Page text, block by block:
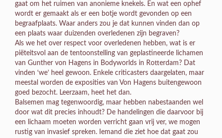
gaat om het ruimen van anonieme knekels. En wat een ophef
wordt er gemaakt als er een botje wordt gevonden op een
begraafplaats. Waar anders zou je dat kunnen vinden dan op
een plaats waar duizenden overledenen zijn begraven?
Als we het over respect voor overledenen hebben, wat is er
piëteitsvol aan de tentoonstelling van geplastineerde lichamen
van Gunther von Hagens in Bodyworlds in Rotterdam? Dat
vinden ‘we’ heel gewoon. Enkele criticasters daargelaten, maar
meestal worden de exposities van Von Hagens buitengewoon
goed bezocht. Leerzaam, heet het dan.
Balsemen mag tegenwoordig, maar hebben nabestaanden wel
door wat dit precies inhoudt? De handelingen die daarvoor bij
een lichaam moeten worden verricht gaan vrij ver, we mogen
rustig van invasief spreken. Iemand die ziet hoe dat gaat zou